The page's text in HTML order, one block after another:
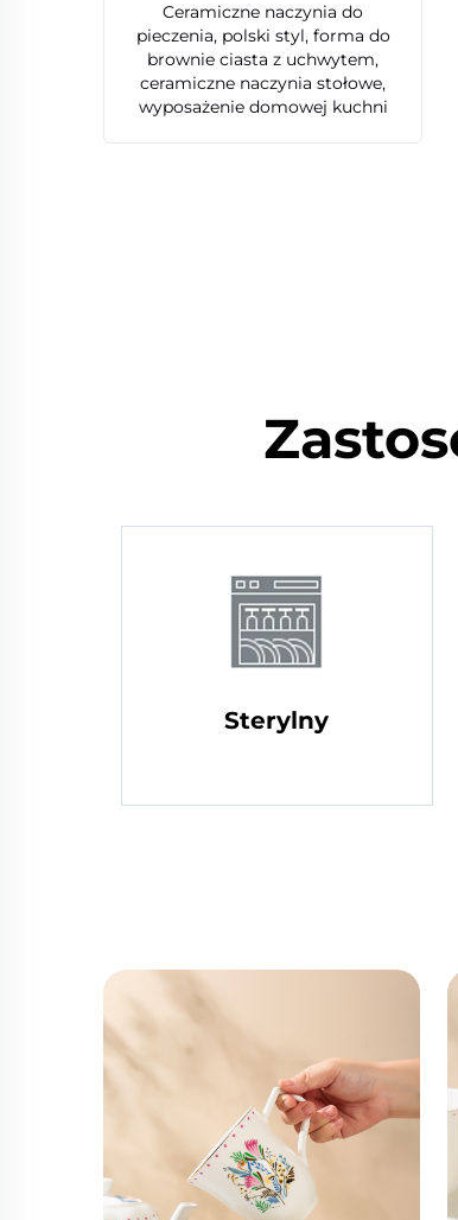
Ceramiczne naczynia do
pieczenia, polski styl, forma do
brownie ciasta z uchwytem,
ceramiczne naczynia stołowe,
wyposażenie domowej kuchni
Sterylny